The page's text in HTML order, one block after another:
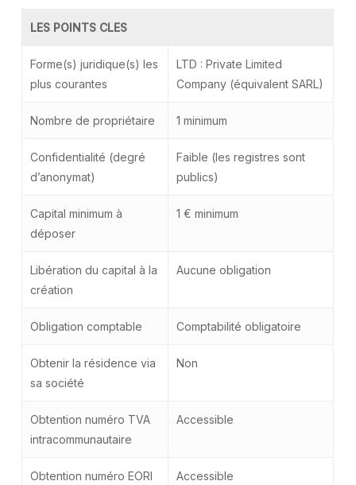
LES POINTS CLES
Forme(s) juridique(s) les
plus courantes
LTD : Private Limited
Company (équivalent SARL)
Nombre de propriétaire 1 minimum
Confidentialité (degré
d’anonymat)
Faible (les registres sont
publics)
Capital minimum à
déposer
1 € minimum
Libération du capital à la
création
Aucune obligation
Obligation comptable Comptabilité obligatoire
Obtenir la résidence via
sa société
Non
Obtention numéro TVA
intracommunautaire
Accessible
Obtention numéro EORI Accessible